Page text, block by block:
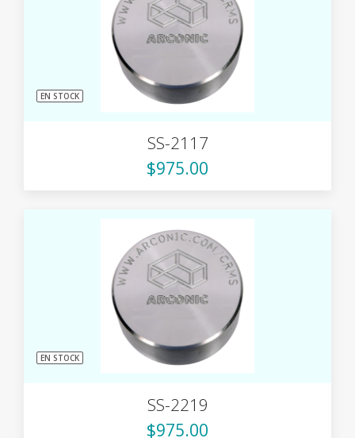
EN STOCK
SS-2117
$975.00
EN STOCK
SS-2219
$975.00